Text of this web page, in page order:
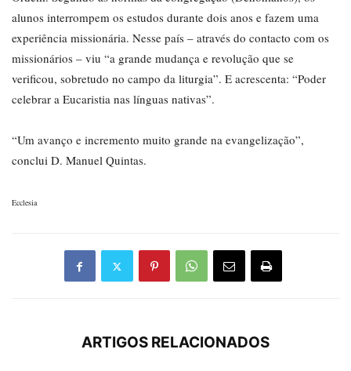
alunos interrompem os estudos durante dois anos e fazem uma
experiência missionária. Nesse país – através do contacto com os
missionários – viu “a grande mudança e revolução que se
verificou, sobretudo no campo da liturgia”. E acrescenta: “Poder
celebrar a Eucaristia nas línguas nativas”.
“Um avanço e incremento muito grande na evangelização”,
conclui D. Manuel Quintas.
Ecclesia
ARTIGOS RELACIONADOS